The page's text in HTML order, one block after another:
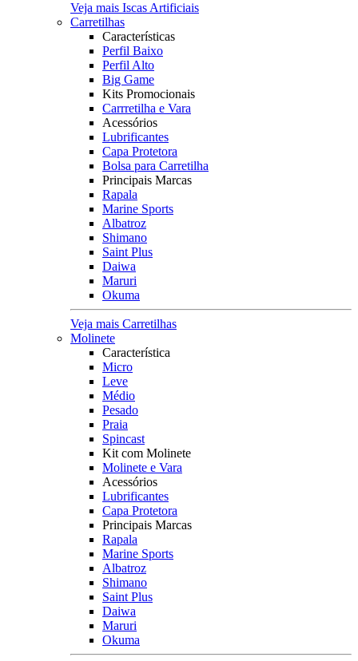
Veja mais Iscas Artificiais
Carretilhas
Características
Perfil Baixo
Perfil Alto
Big Game
Kits Promocionais
Carrretilha e Vara
Acessórios
Lubrificantes
Capa Protetora
Bolsa para Carretilha
Principais Marcas
Rapala
Marine Sports
Albatroz
Shimano
Saint Plus
Daiwa
Maruri
Okuma
Veja mais Carretilhas
Molinete
Característica
Micro
Leve
Médio
Pesado
Praia
Spincast
Kit com Molinete
Molinete e Vara
Acessórios
Lubrificantes
Capa Protetora
Principais Marcas
Rapala
Marine Sports
Albatroz
Shimano
Saint Plus
Daiwa
Maruri
Okuma